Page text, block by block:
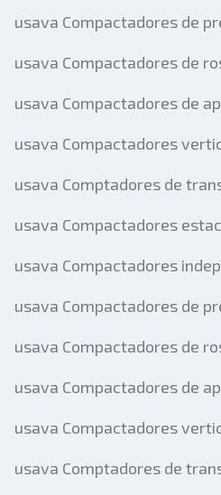
usava Compactadores de
usava Compactadores de
usava Compactadores de
usava Compactadores
usava Comptadores de
usava Compactadores
usava Compactadores
usava Compactadores de
usava Compactadores de
usava Compactadores de
usava Compactadores
usava Comptadores de